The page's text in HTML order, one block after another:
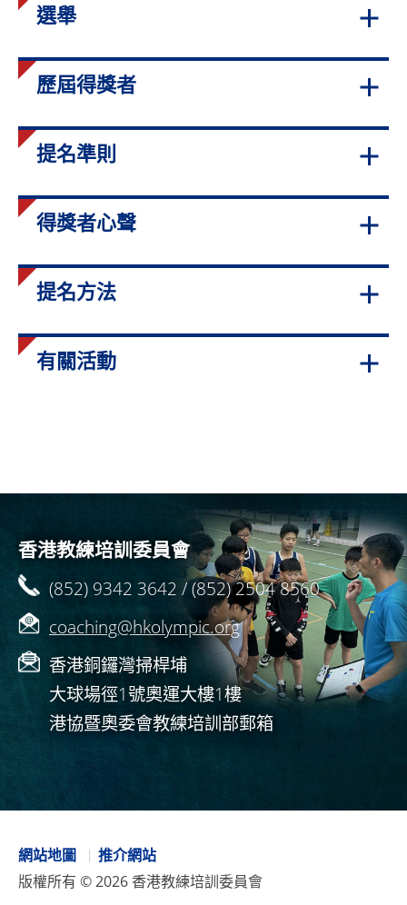
選舉
歷屆得獎者
提名準則
得獎者心聲
提名方法
有關活動
香港教練培訓委員會
(852) 9342 3642 / (852) 2504 8560
coaching@hkolympic.org
香港銅鑼灣掃桿埔
大球場徑1號奧運大樓1樓
港協暨奧委會教練培訓部郵箱
網站地圖
推介網站
版權所有 ©2026 香港教練培訓委員會